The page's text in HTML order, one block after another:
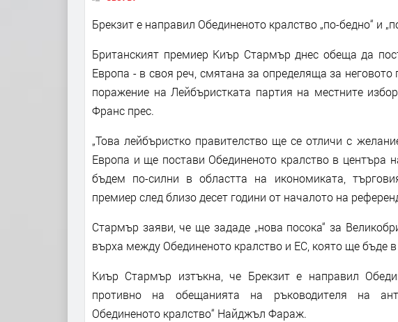
Брекзит е направил Обединеното кралство „по-бедно“ и
Британският премиер Киър Стармър днес обеща да
Европа - в своя реч, смятана за определяща за
поражение на Лейбъристката партия на местните
Франс прес.
„Това лейбъристко правителство ще се отличи с
Европа и ще постави Обединеното кралство в центъра
бъдем по-силни в областта на икономиката,
премиер след близо десет години от началото на
Стармър заяви, че ще зададе „нова посока“ за
върха между Обединеното кралство и ЕС, която ще бъде
Киър Стармър изтъкна, че Брекзит е направил
противно на обещанията на ръководителя на
Обединеното кралство“ Найджъл Фараж.